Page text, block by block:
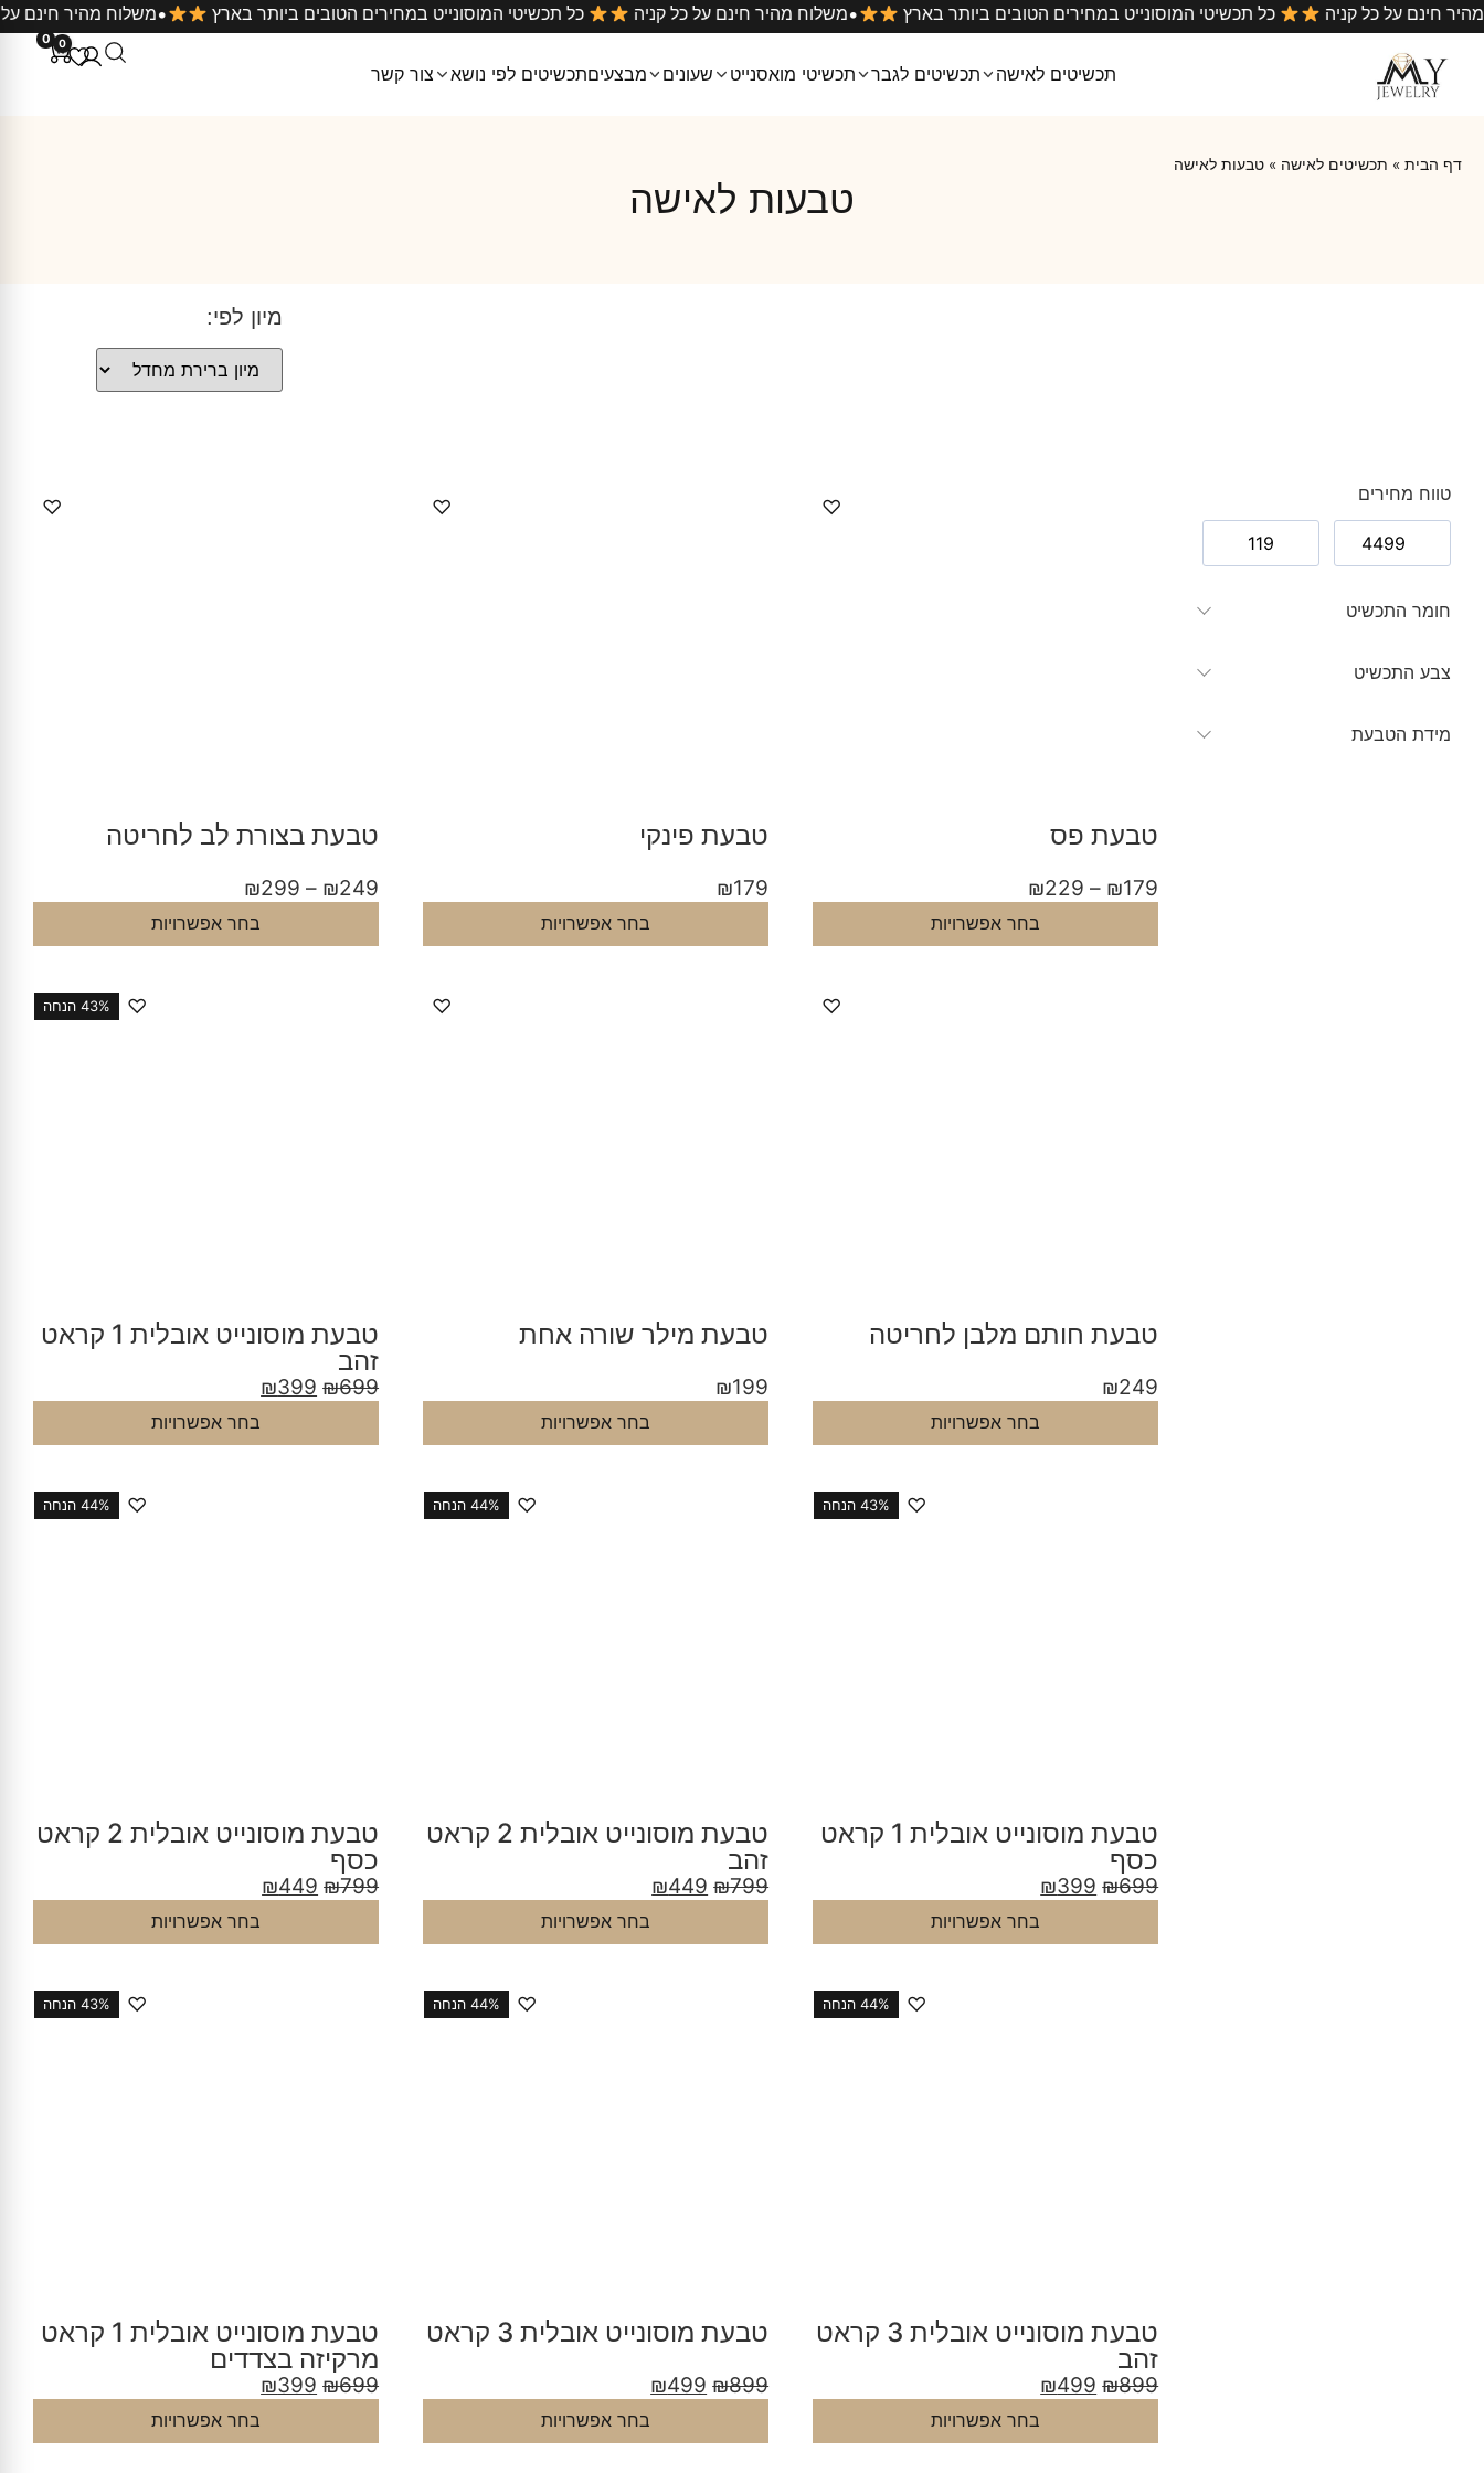
משלוח מהיר• משלוח מהיר חינם על כל קניה כל תכשיטי המוסונייט במחירים הטובים ביותר בארץ • משלוח מהיר חינם על כל קניה כל תכשיטי המוסונייט במחירים הטובים ביותר בארץ
0 0
תכשיטים לאישה תכשיטים לגבר תכשיטי מואסנייט שעונים מבצעיםתכשיטים לפי נושא צור קשר
דף הבית » תכשיטים לאישה » טבעות לאישה
טבעות לאישה
מיון לפי:
טווח מחירים
חומר התכשיט
צבע התכשיט
מידת הטבעת
♡
טבעת פס
₪179
–
₪229
בחר אפשרויות
♡
טבעת פינקי
₪179
בחר אפשרויות
♡
טבעת בצורת לב לחריטה
₪249
–
₪299
בחר אפשרויות
♡
טבעת חותם מלבן לחריטה
₪249
בחר אפשרויות
♡
טבעת מילר שורה אחת
₪199
בחר אפשרויות
43% הנחה ♡
טבעת מוסונייט אובלית 1 קראט
זהב
₪699
₪399
בחר אפשרויות
43% הנחה ♡
טבעת מוסונייט אובלית 1 קראט
כסף
₪699
₪399
בחר אפשרויות
44% הנחה ♡
טבעת מוסונייט אובלית 2 קראט
זהב
₪799
₪449
בחר אפשרויות
44% הנחה ♡
טבעת מוסונייט אובלית 2 קראט
כסף
₪799
₪449
בחר אפשרויות
44% הנחה ♡
טבעת מוסונייט אובלית 3 קראט
זהב
₪899
₪499
בחר אפשרויות
44% הנחה ♡
טבעת מוסונייט אובלית 3 קראט
₪899
₪499
בחר אפשרויות
43% הנחה ♡
טבעת מוסונייט אובלית 1 קראט
מרקיזה בצדדים
₪699
₪399
בחר אפשרויות